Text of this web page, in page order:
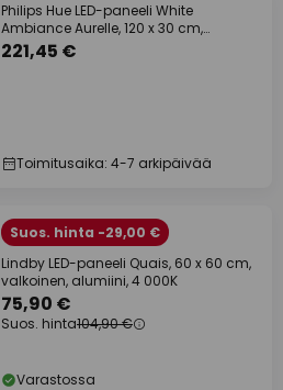
Philips Hue LED-paneeli White
Ambiance Aurelle, 120 x 30 cm,
valkoinen
221,45 €
Toimitusaika: 4-7 arkipäivää
Suos. hinta -29,00 €
Lindby LED-paneeli Quais, 60 x 60 cm,
valkoinen, alumiini, 4 000K
75,90 €
Suos. hinta104,90 €
Varastossa